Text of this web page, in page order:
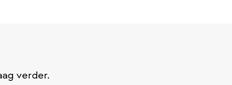
verder.